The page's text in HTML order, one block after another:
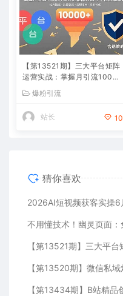
【第13521期】三大平台矩阵
运营实战：掌握月引流10000
策略
爆粉引流
站长 10
猜你喜欢